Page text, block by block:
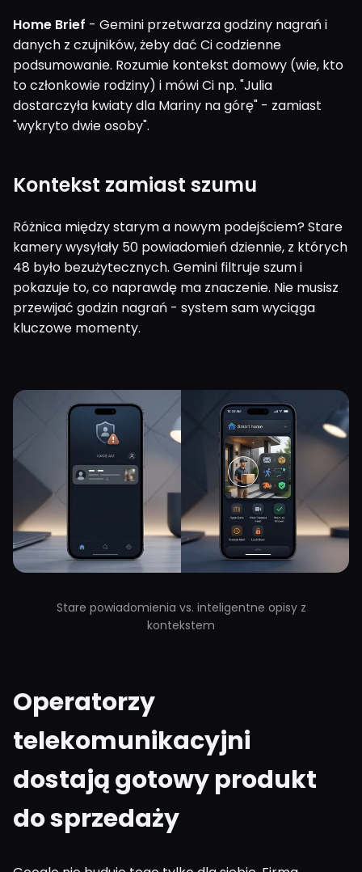
Home Brief - Gemini przetwarza godziny nagrań i
danych z czujników, żeby dać Ci codzienne
podsumowanie. Rozumie kontekst domowy (wie, kto
to członkowie rodziny) i mówi Ci np. "Julia
dostarczyła kwiaty dla Mariny na górę" - zamiast
"wykryto dwie osoby".
Kontekst zamiast szumu
Różnica między starym a nowym podejściem? Stare
kamery wysyłały 50 powiadomień dziennie, z których
48 było bezużytecznych. Gemini filtruje szum i
pokazuje to, co naprawdę ma znaczenie. Nie musisz
przewijać godzin nagrań - system sam wyciąga
kluczowe momenty.
Stare powiadomienia vs. inteligentne opisy z
kontekstem
Operatorzy
telekomunikacyjni
dostają gotowy produkt
do sprzedaży